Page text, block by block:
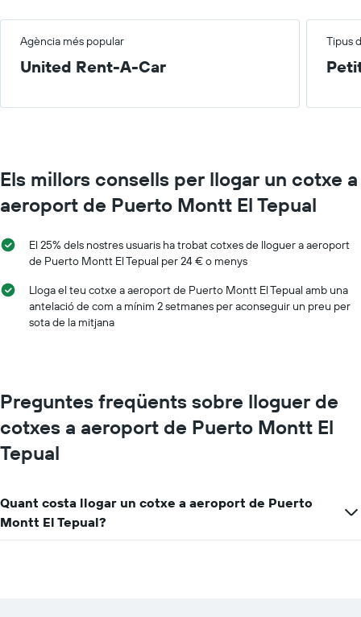
Agència més popular Tipus
United Rent-A-Car
Els millors consells per llogar un cotxe a
aeroport de Puerto Montt El Tepual
El 25% dels nostres usuaris ha trobat cotxes de lloguer a aeroport
de Puerto Montt El Tepual per 24 € o menys
Lloga el teu cotxe a aeroport de Puerto Montt El Tepual amb una
antelació de com a mínim 2 setmanes per aconseguir un preu per
sota de la mitjana
Preguntes freqüents sobre lloguer de
cotxes a aeroport de Puerto Montt El
Tepual
Quant costa llogar un cotxe a aeroport de Puerto
Montt El Tepual?